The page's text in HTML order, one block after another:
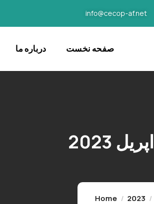
info@cecop-af.net
صفحه نخست درباره ما
اپریل 2023
Home 2023